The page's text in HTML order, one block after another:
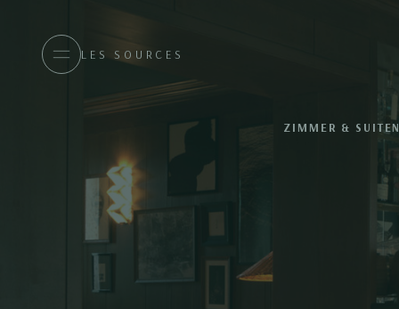
LES SOURCES
ZIMMER &